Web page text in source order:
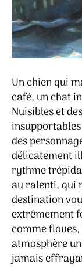
Un chien qui
café, un chat
Nuisibles et
des
délicatement
rythme
au ralenti, qui
destination
extrêmement
comme
atmosphère
jamais